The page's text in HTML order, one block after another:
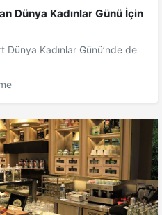
Dünya Kadınlar Günü İçin
Dünya Kadınlar Günü’nde de